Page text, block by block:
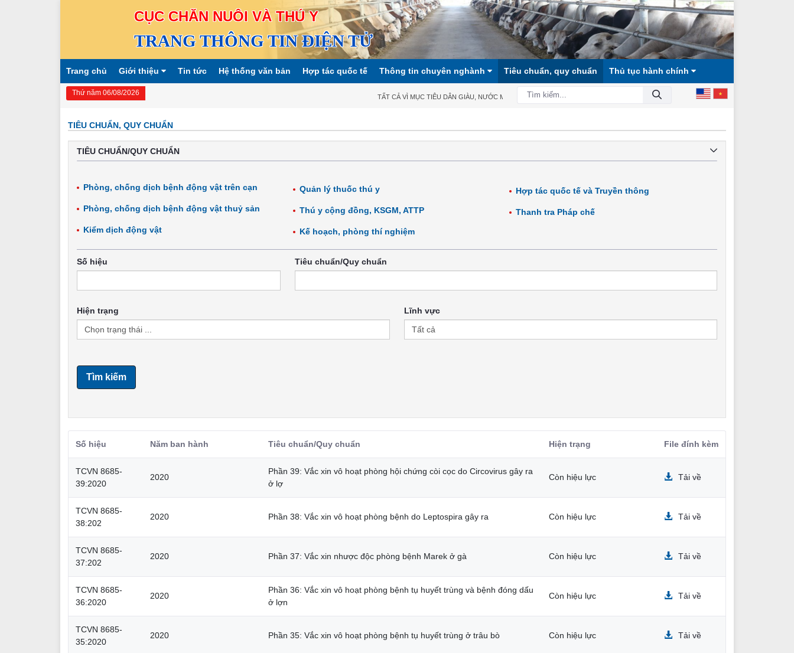
CỤC CHĂN NUÔI VÀ THÚ Y
TRANG THÔNG TIN ĐIỆN TỬ
Trang chủ Giới thiệu Tin tức Hệ thống văn bản Hợp tác quốc tế Thông tin chuyên nghành Tiêu chuẩn, quy chuẩn Thủ tục hành chính
Thứ năm 06/08/2026 TẤT CẢ VÌ MỤC TIÊU DÂN GIÀU, NƯỚC MẠNH, XÃ HỘI CÔNG BẰNG, DÂN CHỦ, VĂN MINH!
TIÊU CHUẨN, QUY CHUẨN
TIÊU CHUẨN/QUY CHUẨN
Phòng, chống dịch bệnh động vật trên cạn
Phòng, chống dịch bệnh động vật thuỷ sản
Kiểm dịch động vật
Quản lý thuốc thú y
Thú y cộng đồng, KSGM, ATTP
Kế hoạch, phòng thí nghiệm
Hợp tác quốc tế và Truyền thông
Thanh tra Pháp chế
Số hiệu Tiêu chuẩn/Quy chuẩn
Hiện trạng Lĩnh vực
Tìm kiếm
Số hiệu Năm ban hành Tiêu chuẩn/Quy chuẩn Hiện trạng File đính kèm
TCVN 8685-
39:2020
2020
Phần 39: Vắc xin vô hoạt phòng hội chứng còi cọc do Circovirus gây ra
ở lợ
Còn hiệu lực Tải về
TCVN 8685-
38:202
2020 Phần 38: Vắc xin vô hoạt phòng bệnh do Leptospira gây ra Còn hiệu lực Tải về
TCVN 8685-
37:202
2020 Phần 37: Vắc xin nhược độc phòng bệnh Marek ở gà Còn hiệu lực Tải về
TCVN 8685-
36:2020
2020
Phần 36: Vắc xin vô hoạt phòng bệnh tụ huyết trùng và bệnh đóng dấu
ở lợn
Còn hiệu lực Tải về
TCVN 8685-
35:2020
2020 Phần 35: Vắc xin vô hoạt phòng bệnh tụ huyết trùng ở trâu bò Còn hiệu lực Tải về